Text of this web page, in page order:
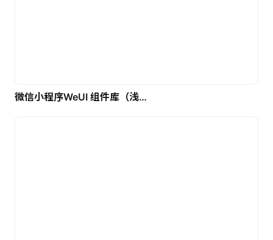
微信小程序WeUI 组件库（浅色）| 免费UI设计素材